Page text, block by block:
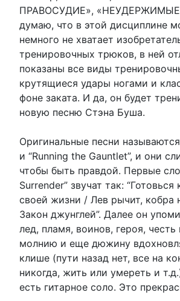
ПРАВОСУДИЕ», «НЕУДЕРЖИМЫЕ
думаю, что в этой дисциплине
немного не хватает
тренировочных трюков, в ней
показаны все виды
крутящиеся удары ногами и
фоне заката. И да, он будет
новую песню Стэна Буша.
Оригинальные песни
и “Running the Gauntlet”, и они
чтобы быть правдой. Первые
Surrender” звучат так: “Готовься
своей жизни / Лев рычит, кобра
Закон джунглей”. Далее он
лед, пламя, воинов, героя, честь
молнию и еще дюжину
клише (пути назад нет, все на
никогда, жить или умереть и
есть гитарное соло. Это